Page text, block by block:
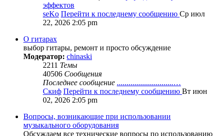
эффектов
seKo Перейти к последнему сообщению Ср июл
22, 2026 2:05 pm
О гитарах
выбор гитары, ремонт и просто обсуждение
Модератор: chinaski
2211 Темы
40506 Сообщения
Последнее сообщение .............................…
Скиф Перейти к последнему сообщению Вт июн
02, 2026 2:05 pm
Вопросы, возникающие при использовании
музыкального оборудования
Обсуждаем все технические вопросы по использованию